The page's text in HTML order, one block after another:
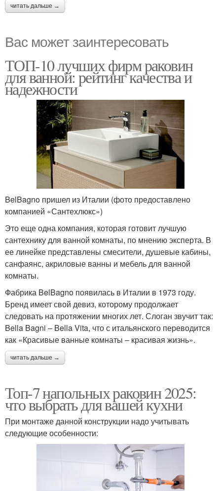
читать дальше →
Вас может заинтересовать
ТОП-10 лучших фирм раковин
для ванной: рейтинг качества и
надежности
BelBagno пришел из Италии (фото предоставлено
компанией «Сантехлюкс»)
Это еще одна компания, которая готовит лучшую
сантехнику для ванной комнаты, по мнению эксперта. В
ее линейке представлены смесители, душевые кабины,
санфаянс, акриловые ванны и мебель для ванной
комнаты.
Фабрика BelBagno появилась в Италии в 1973 году.
Бренд имеет свой девиз, которому продолжает
следовать на протяжении многих лет. Слоган звучит так:
Bella Bagni – Bella Vita, что с итальянского переводится
как «Красивые ванные комнаты – красивая жизнь».
читать дальше →
Топ-7 напольных раковин 2025:
что выбрать для вашей кухни
При монтаже данной конструкции надо учитывать
следующие особенности: